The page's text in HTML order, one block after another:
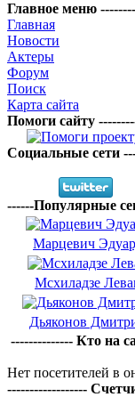
Главное меню
Главная
Новости
Актеры
Форум
Поиск
Карта сайта
Помоги сайту
Социальные сети
------Популярные
Марцевич
Мсхиладзе
Дьяконов
-------------- Кто на
Нет посетителей в
------------------